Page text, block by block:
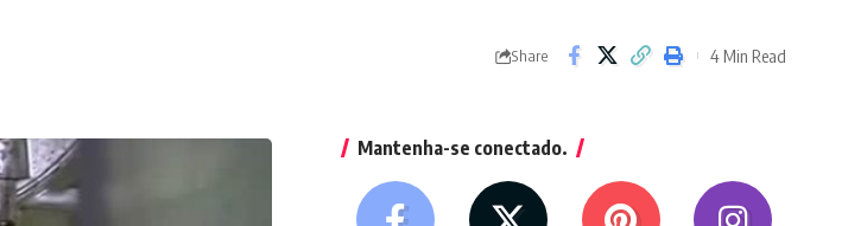
Share 4 Min Read
Mantenha-se conectado.